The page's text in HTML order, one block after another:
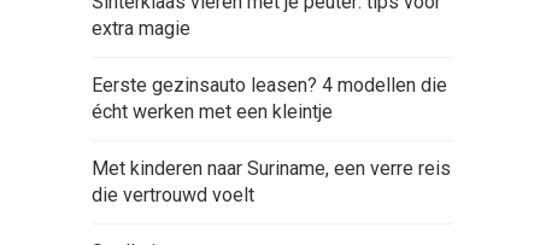
extra magie
Eerste gezinsauto leasen? 4 modellen die
écht werken met een kleintje
Met kinderen naar Suriname, een verre reis
die vertrouwd voelt